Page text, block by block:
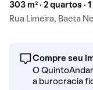
303 m² · 2 quartos ·
Rua Limeira, Baeta
Compre seu
O
a burocracia